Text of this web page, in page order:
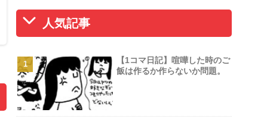
人気記事
【1コマ日記】喧嘩した時のご
飯は作るか作らないか問題。